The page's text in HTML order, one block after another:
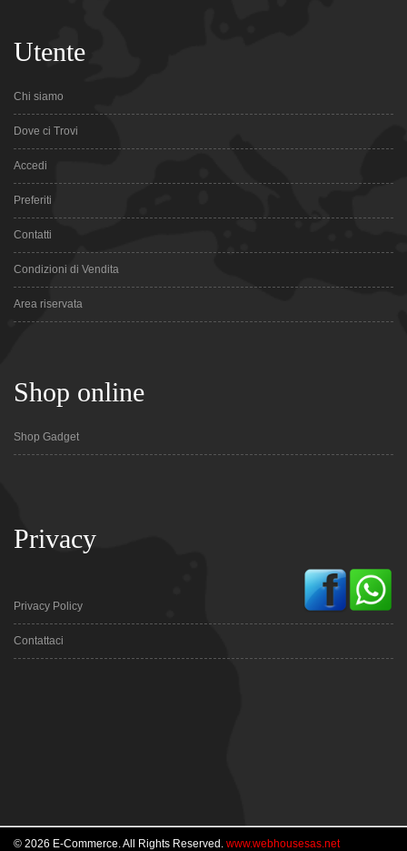
Utente
Chi siamo
Dove ci Trovi
Accedi
Preferiti
Contatti
Condizioni di Vendita
Area riservata
Shop online
Shop Gadget
Privacy
Privacy Policy
Contattaci
© 2026 E-Commerce. All Rights Reserved. www.webhousesas.net